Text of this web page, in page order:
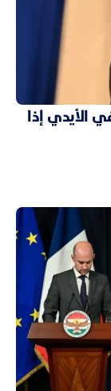
الأيدي إذا